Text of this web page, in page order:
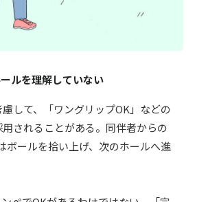
ルを理解していない
して、「ワングリップOK 」 などの
用されることがある。同伴者からの
ボールを拾い上げ、次のホールへ進